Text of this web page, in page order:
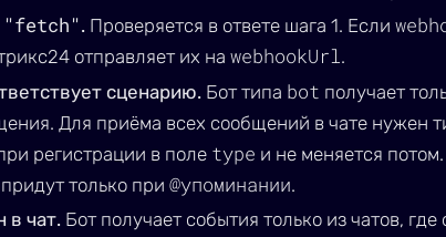
"fetch". Проверяется в ответе шага 1. Если
отправляет их на webhookUrl.
сценарию. Бот типа bot получает
Для приёма всех сообщений в чате нужен
регистрации в поле type и не меняется
только при @упоминании.
в чат. Бот получает события только из чатов,